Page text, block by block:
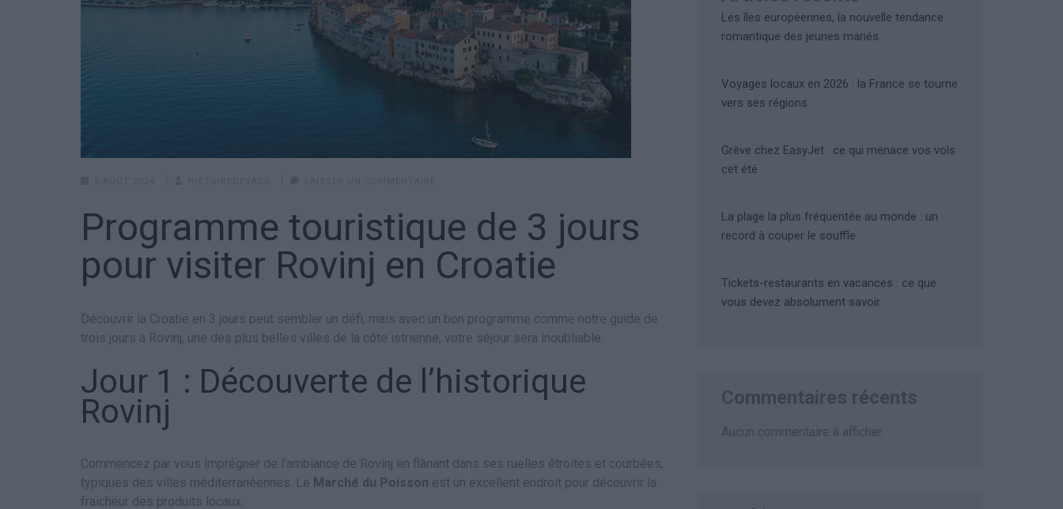
Programme touristique de 3 jours
pour visiter Rovinj en Croatie
Découvrir la Croatie en 3 jours peut sembler un défi, mais avec un bon programme comme notre guide de
trois jours à Rovinj, une des plus belles villes de la côte istrienne, votre séjour sera inoubliable.
Jour 1 : Découverte de l’historique
Rovinj
Commencez par vous imprégner de l’ambiance de Rovinj en flânant dans ses ruelles étroites et courbées,
typiques des villes méditerranéennes. Le Marché du Poisson est un excellent endroit pour découvrir la
fraicheur des produits locaux.
Les îles européennes, la nouvelle tendance
romantique des jeunes mariés
Voyages locaux en 2026 : la France se tourne
vers ses régions
Grève chez EasyJet : ce qui menace vos vols
cet été
La plage la plus fréquentée au monde : un
record à couper le souffle
Tickets-restaurants en vacances : ce que
vous devez absolument savoir
Commentaires récents
Aucun commentaire à afficher.